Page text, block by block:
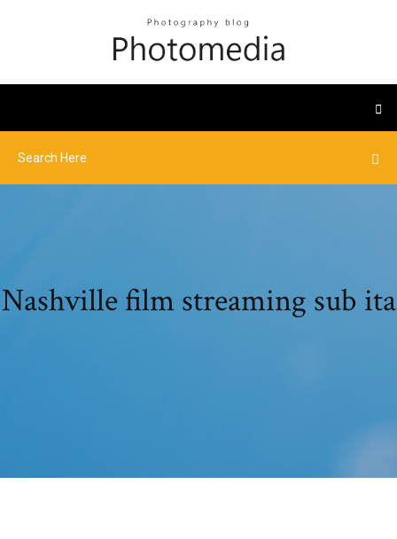
Nashville film streaming sub ita